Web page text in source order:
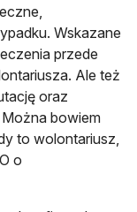
Wskazane
przede
Ale też
oraz
bowiem
to wolontariusz,
o